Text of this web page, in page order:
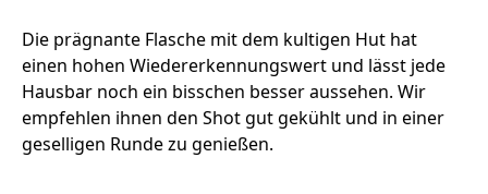
Die prägnante Flasche mit dem kultigen Hut hat
einen hohen Wiedererkennungswert und lässt jede
Hausbar noch ein bisschen besser aussehen. Wir
empfehlen ihnen den Shot gut gekühlt und in einer
geselligen Runde zu genießen.